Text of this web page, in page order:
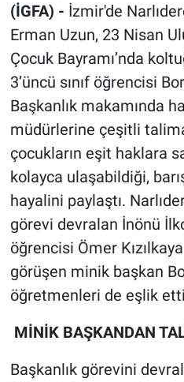
(İGFA) - İzmir'de
Erman Uzun, 23 Nisan
Çocuk Bayramı’nda
3’üncü sınıf öğrencisi
Başkanlık makamında
müdürlerine çeşitli
çocukların eşit haklara
kolayca ulaşabildiği,
hayalini paylaştı.
görevi devralan İnönü
öğrencisi Ömer
görüşen minik başkan
öğretmenleri de eşlik
MİNİK BAŞKANDAN
Başkanlık görevini